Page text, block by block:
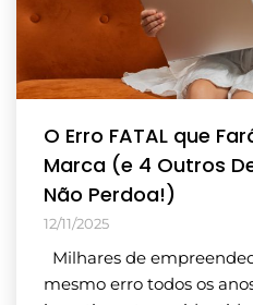
O Erro FATAL que
Marca (e 4 Outros
Não Perdoa!)
12/11/2025
Milhares de
mesmo erro todos os